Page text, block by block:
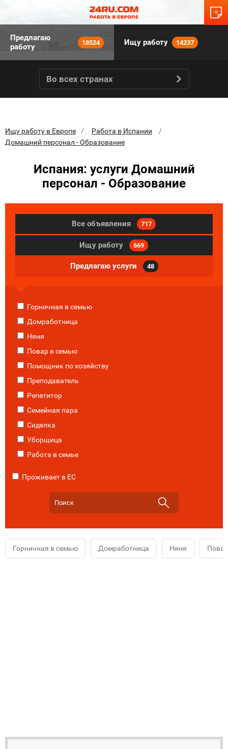
Предлагаю
работу
18524 Ищу работу 14237
Во всех странах
Ищу работу в Европе
Работа в Испании
Домашний персонал - Образование
Испания: услуги Домашний
персонал - Образование
Все объявления 717
Ищу работу 669
Предлагаю услуги 48
Горничная в семью
Домработница
Няня
Повар в семью
Помощник по хозяйству
Преподаватель
Репетитор
Семейная пара
Сиделка
Уборщица
Работа в семье
Проживает в ЕС
Горничная в семью Домработница Няня